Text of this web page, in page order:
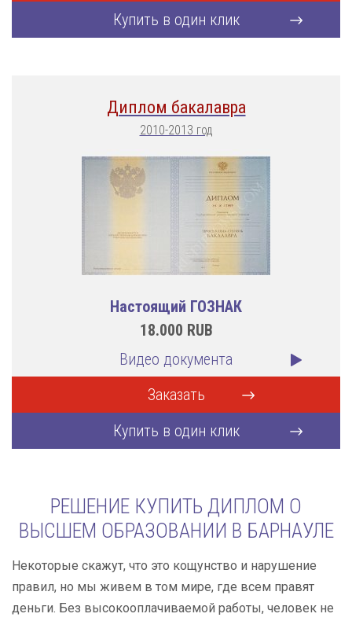
Купить в один клик
Диплом бакалавра
2010-2013 год
Настоящий ГОЗНАК
18.000 RUB
Видео документа
Заказать
Купить в один клик
РЕШЕНИЕ КУПИТЬ ДИПЛОМ О
ВЫСШЕМ ОБРАЗОВАНИИ В БАРНАУЛЕ
Некоторые скажут, что это кощунство и нарушение
правил, но мы живем в том мире, где всем правят
деньги. Без высокооплачиваемой работы, человек не